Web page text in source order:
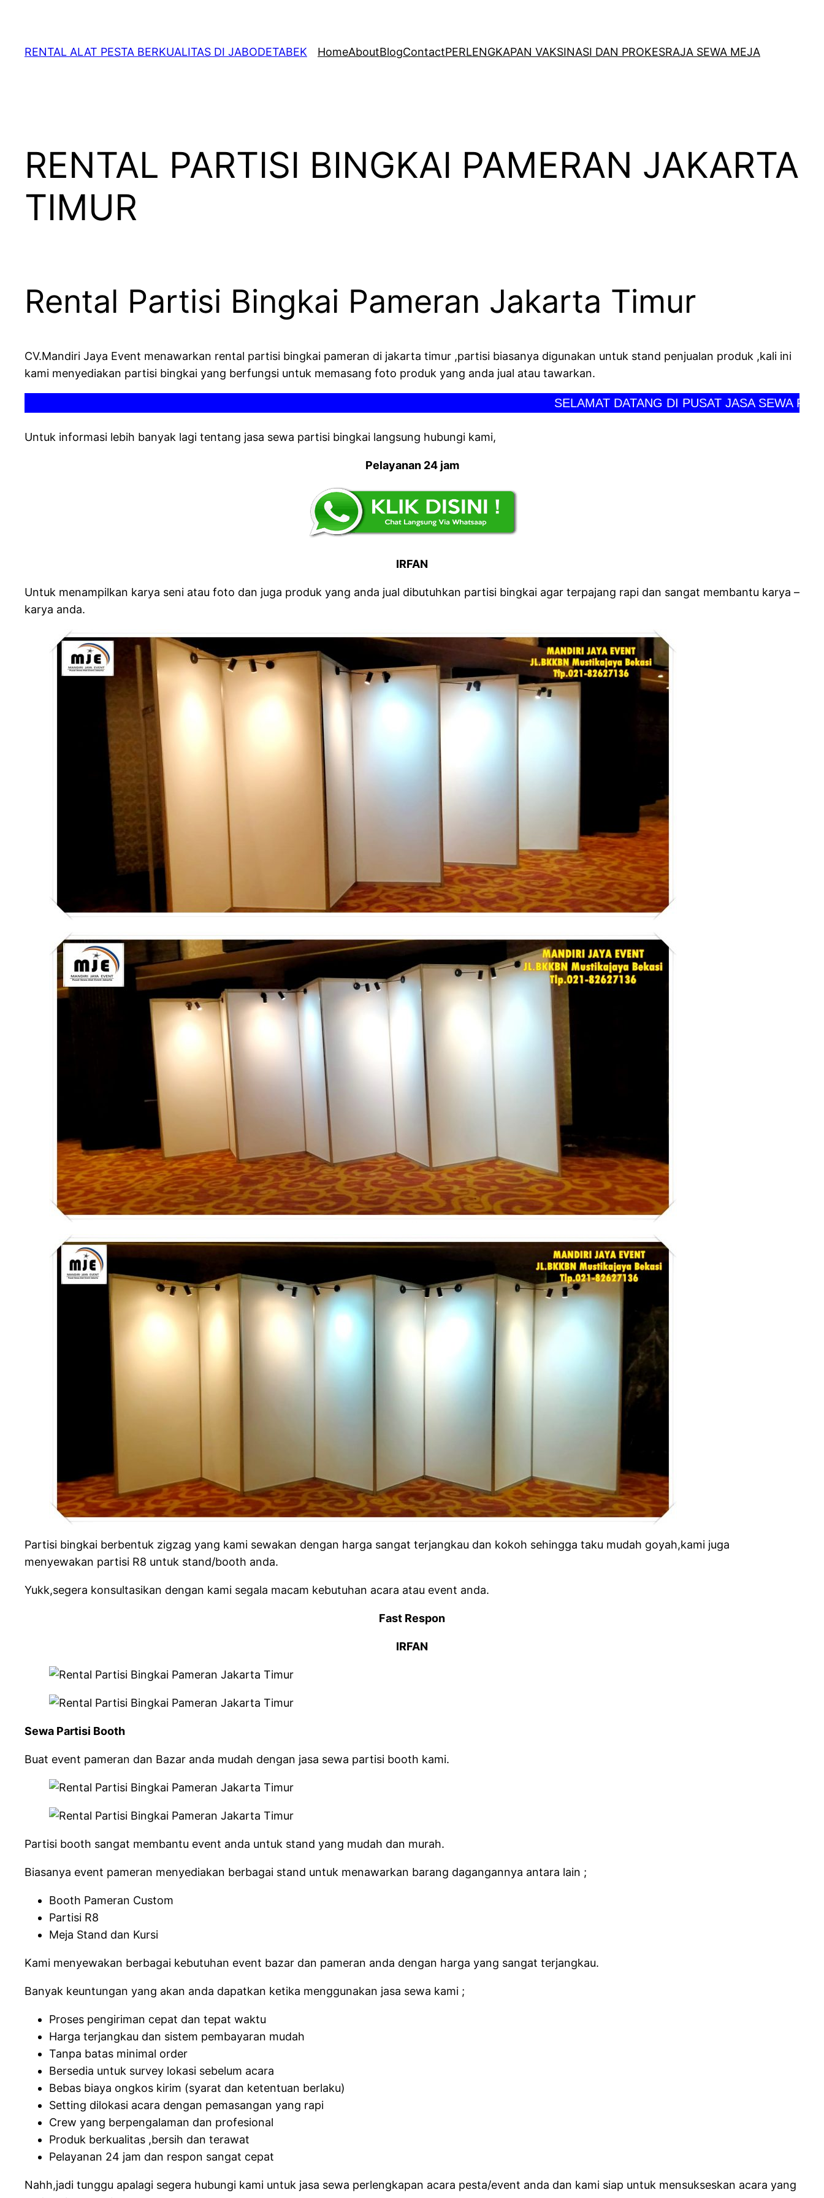
RENTAL ALAT PESTA BERKUALITAS DI JABODETABEK HomeAboutBlogContactPERLENGKAPAN VAKSINASI DAN PROKESRAJA SEWA MEJA
RENTAL PARTISI BINGKAI PAMERAN JAKARTA
TIMUR
Rental Partisi Bingkai Pameran Jakarta Timur
CV.Mandiri Jaya Event menawarkan rental partisi bingkai pameran di jakarta timur ,partisi biasanya digunakan untuk stand penjualan produk ,kali ini
kami menyediakan partisi bingkai yang berfungsi untuk memasang foto produk yang anda jual atau tawarkan.
SELAMAT DATANG DI PUSAT JASA SEWA
Untuk informasi lebih banyak lagi tentang jasa sewa partisi bingkai langsung hubungi kami,
Pelayanan 24 jam
IRFAN
Untuk menampilkan karya seni atau foto dan juga produk yang anda jual dibutuhkan partisi bingkai agar terpajang rapi dan sangat membantu karya –
karya anda.
Partisi bingkai berbentuk zigzag yang kami sewakan dengan harga sangat terjangkau dan kokoh sehingga taku mudah goyah,kami juga
menyewakan partisi R8 untuk stand/booth anda.
Yukk,segera konsultasikan dengan kami segala macam kebutuhan acara atau event anda.
Fast Respon
IRFAN
Sewa Partisi Booth
Buat event pameran dan Bazar anda mudah dengan jasa sewa partisi booth kami.
Partisi booth sangat membantu event anda untuk stand yang mudah dan murah.
Biasanya event pameran menyediakan berbagai stand untuk menawarkan barang dagangannya antara lain ;
Booth Pameran Custom
Partisi R8
Meja Stand dan Kursi
Kami menyewakan berbagai kebutuhan event bazar dan pameran anda dengan harga yang sangat terjangkau.
Banyak keuntungan yang akan anda dapatkan ketika menggunakan jasa sewa kami ;
Proses pengiriman cepat dan tepat waktu
Harga terjangkau dan sistem pembayaran mudah
Tanpa batas minimal order
Bersedia untuk survey lokasi sebelum acara
Bebas biaya ongkos kirim (syarat dan ketentuan berlaku)
Setting dilokasi acara dengan pemasangan yang rapi
Crew yang berpengalaman dan profesional
Produk berkualitas ,bersih dan terawat
Pelayanan 24 jam dan respon sangat cepat
Nahh,jadi tunggu apalagi segera hubungi kami untuk jasa sewa perlengkapan acara pesta/event anda dan kami siap untuk mensukseskan acara yang